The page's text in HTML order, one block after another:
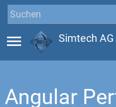
menu Simtech AG
Angular